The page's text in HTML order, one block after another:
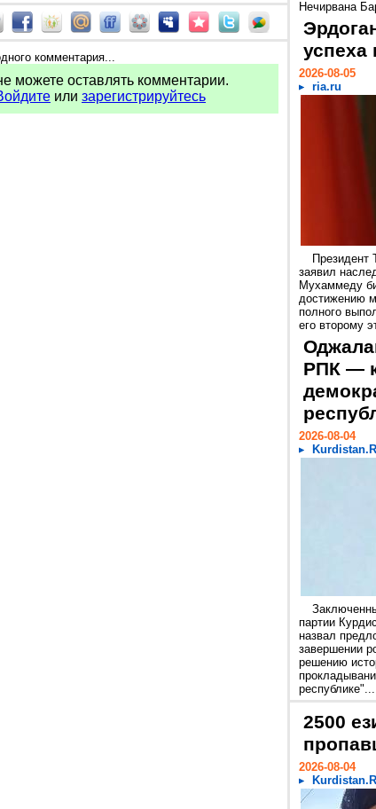
комментария...
можете оставлять комментарии.
или зарегистрируйтесь
Нечирвана
успеха
2026-08-05
ria.ru
Президент
заявил
Мухаммеду
достижению
полного
его второму
РПК —
2026-08-04
партии
назвал
завершении
решению
республике"...
2500
2026-08-04